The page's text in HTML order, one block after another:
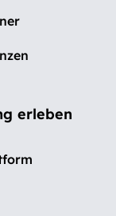
erleben